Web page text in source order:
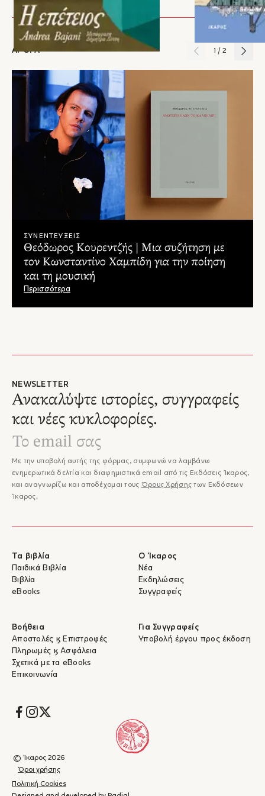
ΑΡΘΡΑ 1 / 2
ΣΥΝΕΝΤΕΥΞΕΙΣ
Θεόδωρος Κουρεντζής | Μια συζήτηση με
τον Κωνσταντίνο Χαμπίδη για την ποίηση
και τη μουσική
Περισσότερα
NEWSLETTER
Ανακαλύψτε ιστορίες, συγγραφείς
και νέες κυκλοφορίες.
Με την υποβολή αυτής της φόρμας, συμφωνώ να λαμβάνω
ενημερωτικά δελτία και διαφημιστικά email από τις Εκδόσεις Ίκαρος,
και αναγνωρίζω και αποδέχομαι τους Όρους Χρήσης των Εκδόσεων
Ίκαρος.
Τα βιβλία
Παιδικά Βιβλία
Βιβλία
eBooks
Ο Ίκαρος
Νέα
Εκδηλώσεις
Συγγραφείς
Βοήθεια
Αποστολές & Επιστροφές
Πληρωμές & Ασφάλεια
Σχετικά με τα eBooks
Επικοινωνία
Για Συγγραφείς
Υποβολή έργου προς έκδοση
Socials
© Ίκαρος 2026
Όροι χρήσης
Πολιτική Cookies